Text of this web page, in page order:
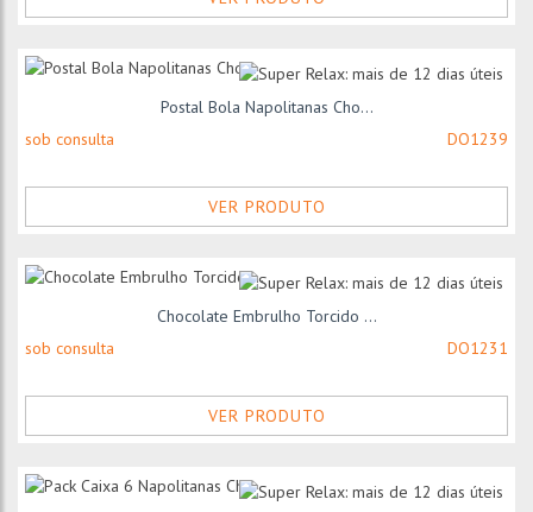
Postal Bola Napolitanas Cho...
sob consulta
DO1239
VER PRODUTO
Chocolate Embrulho Torcido ...
sob consulta
DO1231
VER PRODUTO